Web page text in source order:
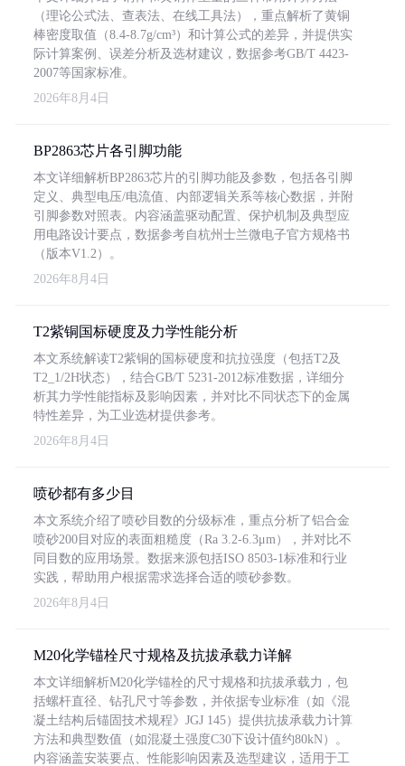
（理论公式法、查表法、在线工具法），重点解析了黄铜
棒密度取值（8.4-8.7g/cm³）和计算公式的差异，并提供实
际计算案例、误差分析及选材建议，数据参考GB/T 4423-
2007等国家标准。
2026年8月4日
BP2863芯片各引脚功能
本文详细解析BP2863芯片的引脚功能及参数，包括各引脚
定义、典型电压/电流值、内部逻辑关系等核心数据，并附
引脚参数对照表。内容涵盖驱动配置、保护机制及典型应
用电路设计要点，数据参考自杭州士兰微电子官方规格书
（版本V1.2）。
2026年8月4日
T2紫铜国标硬度及力学性能分析
本文系统解读T2紫铜的国标硬度和抗拉强度（包括T2及
T2_1/2H状态），结合GB/T 5231-2012标准数据，详细分
析其力学性能指标及影响因素，并对比不同状态下的金属
特性差异，为工业选材提供参考。
2026年8月4日
喷砂都有多少目
本文系统介绍了喷砂目数的分级标准，重点分析了铝合金
喷砂200目对应的表面粗糙度（Ra 3.2-6.3μm），并对比不
同目数的应用场景。数据来源包括ISO 8503-1标准和行业
实践，帮助用户根据需求选择合适的喷砂参数。
2026年8月4日
M20化学锚栓尺寸规格及抗拔承载力详解
本文详细解析M20化学锚栓的尺寸规格和抗拔承载力，包
括螺杆直径、钻孔尺寸等参数，并依据专业标准（如《混
凝土结构后锚固技术规程》JGJ 145）提供抗拔承载力计算
方法和典型数值（如混凝土强度C30下设计值约80kN）。
内容涵盖安装要点、性能影响因素及选型建议，适用于工